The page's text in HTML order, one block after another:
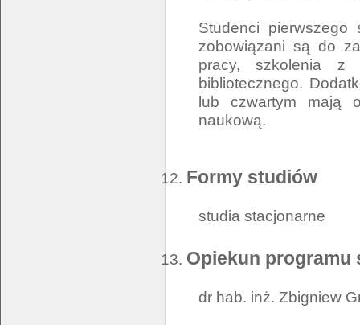
Studenci
zobowiązani są do
pracy, szkolenia z
bibliotecznego.
lub czwartym mają
naukową.
Formy studiów
studia stacjonarne
Opiekun programu
dr hab. inż. Zbigniew